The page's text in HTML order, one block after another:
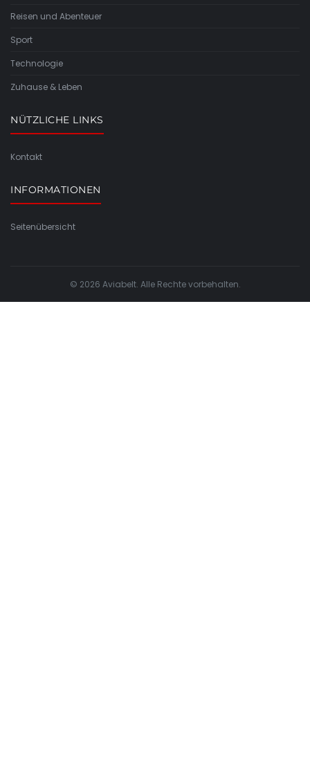
Reisen und Abenteuer
Sport
Technologie
Zuhause & Leben
NÜTZLICHE LINKS
Kontakt
INFORMATIONEN
Seitenübersicht
© 2026 Aviabelt. Alle Rechte vorbehalten.